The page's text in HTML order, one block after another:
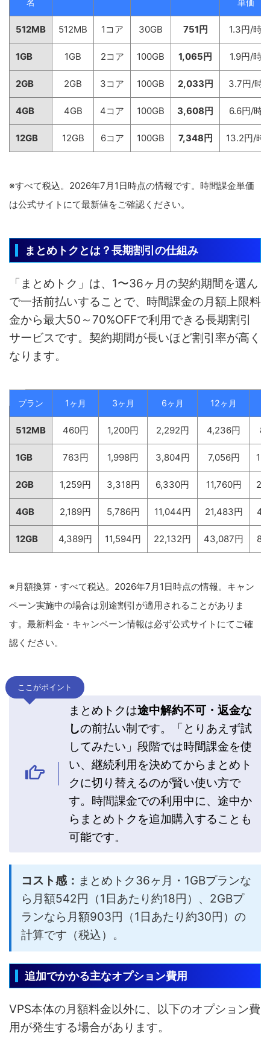
512MB 512MB 1コア 30GB 751円 1.3円/時
1GB 1GB 2コア 100GB 1,065円 1.9円/時
2GB 2GB 3コア 100GB 2,033円 3.7円/時
4GB 4GB 4コア 100GB 3,608円 6.6円/時
12GB 12GB 6コア 100GB 7,348円 13.2円/時
※すべて税込。2026年7月1日時点の情報です。時間課金単価
は公式サイトにて最新値をご確認ください。
まとめトクとは？長期割引の仕組み
「まとめトク」は、1〜36ヶ月の契約期間を選ん
で一括前払いすることで、時間課金の月額上限料
金から最大50～70%OFFで利用できる長期割引
サービスです。契約期間が長いほど割引率が高く
なります。
プラン 1ヶ月 3ヶ月 6ヶ月 12ヶ月
512MB 460円 1,200円 2,292円 4,236円
1GB 763円 1,998円 3,804円 7,056円
2GB 1,259円 3,318円 6,330円 11,760円
4GB 2,189円 5,786円 11,044円 21,483円
12GB 4,389円 11,594円 22,132円 43,087円
※月額換算・すべて税込。2026年7月1日時点の情報。キャン
ペーン実施中の場合は別途割引が適用されることがありま
す。最新料金・キャンペーン情報は必ず公式サイトにてご確
認ください。
ここがポイント
まとめトクは途中解約不可・返金な
しの前払い制です。「とりあえず試
してみたい」段階では時間課金を使
い、継続利用を決めてからまとめト
クに切り替えるのが賢い使い方で
す。時間課金での利用中に、途中か
らまとめトクを追加購入することも
可能です。
コスト感： まとめトク36ヶ月・1GBプランな
ら月額542円（1日あたり約18円）、2GBプ
ランなら月額903円（1日あたり約30円）の
計算です（税込）。
追加でかかる主なオプション費用
VPS本体の月額料金以外に、以下のオプション費
用が発生する場合があります。